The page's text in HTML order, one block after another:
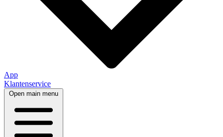
App
Klantenservice
Open main menu